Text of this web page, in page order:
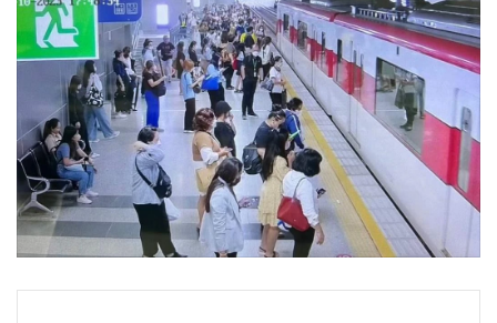
MGR Live
• Infographic
การเมือง
ท่องเที่ยว
• กีฬา
• ต่างประเทศ
• Special Scoop
• เศรษฐกิจ-ธุรกิจ
• จีน